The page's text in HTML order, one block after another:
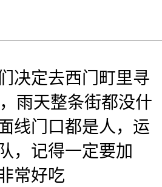
决定去西门町里寻
雨天整条街都没什
线门口都是人，运
，记得一定要加
常好吃